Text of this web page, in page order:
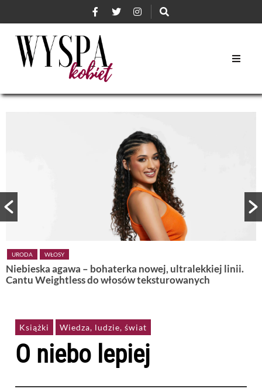
URODA WŁOSY
Niebieska agawa – bohaterka nowej, ultralekkiej linii.
Cantu Weightless do włosów teksturowanych
Książki Wiedza, ludzie, świat
O niebo lepiej